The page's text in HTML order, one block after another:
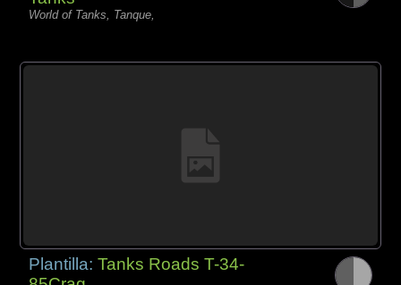
World of Tanks, Tanque,
Plantilla:Tanks Roads T-34-